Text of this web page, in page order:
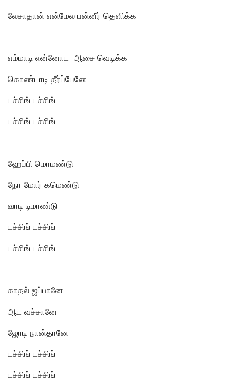
லேசாதான் என்மேல பன்னீர் தெளிக்க
எம்மாடி என்னோட ஆசை வெடிக்க
கொண்டாடி தீர்ப்பேனே
டச்சிங் டச்சிங்
டச்சிங் டச்சிங்
ஹேப்பி மொமண்டு
நோ மோர் கமெண்டு
வாடி டிமாண்டு
டச்சிங் டச்சிங்
டச்சிங் டச்சிங்
காதல் ஜப்பானே
ஆட வச்சானே
ஜோடி நான்தானே
டச்சிங் டச்சிங்
டச்சிங் டச்சிங்